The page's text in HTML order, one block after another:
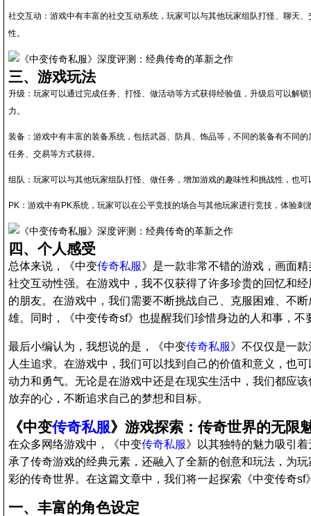
社交互动：游戏中有丰富的社交互动系统，玩家可以与其他玩家组队打怪、聊天
性。
三、游戏玩法
升级：玩家可以通过完成任务、打怪、做活动等方式获得经验值，升级后可以解
力。
装备：游戏中有丰富的装备系统，包括武器、防具、饰品等，不同的装备有不同
任务、交易等方式获得。
组队：玩家可以与其他玩家组队打怪、做任务，增加游戏的趣味性和挑战性，也
PK：游戏中有PK系统，玩家可以在公平竞技的场合与其他玩家进行竞技，体验刺
四、个人感受
总体来说，《中变传奇私服》是一款非常不错的游戏，画面
社交互动性强。在游戏中，我不仅获得了许多珍贵的回忆和
的朋友。在游戏中，我们需要不断挑战自己、克服困难、不
雄。同时，《中变传奇sf》也提醒我们珍惜身边的人和事，不
最后小编认为，我想说的是，《中变传奇私服》不仅仅是一
人生追求。在游戏中，我们可以找到自己的价值和意义，也
动力和勇气。无论是在游戏中还是在现实生活中，我们都应
放弃的心，不断追求自己的梦想和目标。
《中变传奇私服》游戏探索：传奇世界的无限
在众多网络游戏中，《中变传奇私服》以其独特的魅力吸引
承了传奇游戏的经典元素，还融入了全新的创意和玩法，为
彩的传奇世界。在这篇文章中，我们将一起探索《中变传奇sf
一、丰富的角色设定